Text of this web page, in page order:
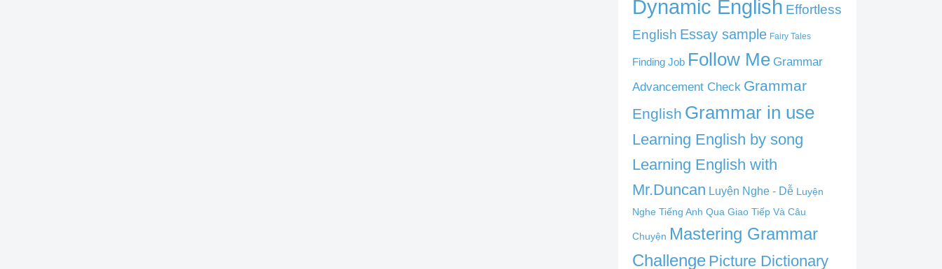
Dynamic English Effortless
English Essay sample Fairy Tales
Finding Job Follow Me Grammar
Advancement Check Grammar
English Grammar in use
Learning English by song
Learning English with
Mr.Duncan Luyện Nghe - Dễ Luyện
Nghe Tiếng Anh Qua Giao Tiếp Và Câu
Chuyện Mastering Grammar
Challenge Picture Dictionary